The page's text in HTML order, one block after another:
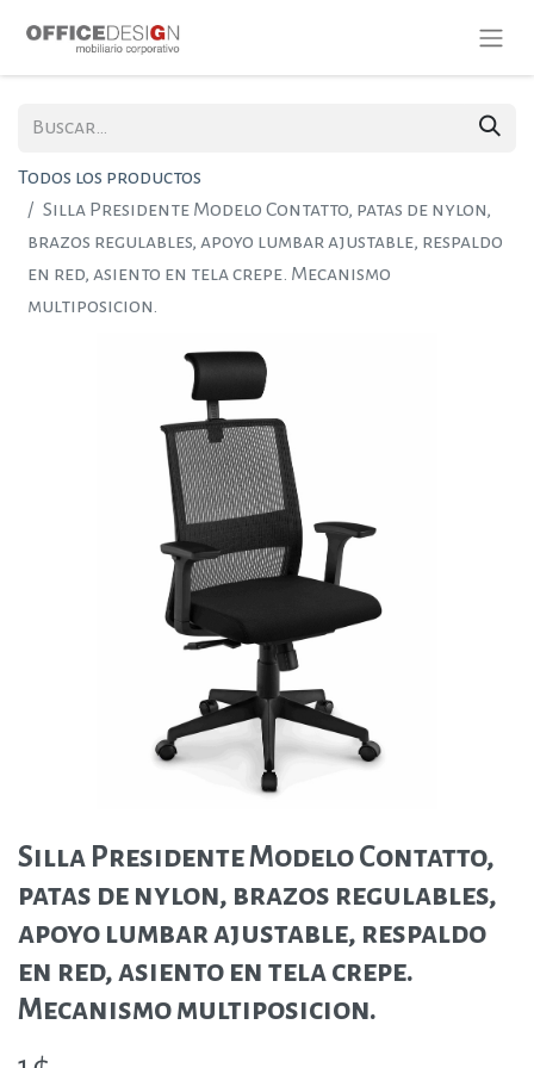
Todos los productos
Silla Presidente Modelo Contatto, patas de nylon,
brazos regulables, apoyo lumbar ajustable, respaldo
en red, asiento en tela crepe. Mecanismo
multiposicion.
Silla Presidente Modelo Contatto,
patas de nylon, brazos regulables,
apoyo lumbar ajustable, respaldo
en red, asiento en tela crepe.
Mecanismo multiposicion.